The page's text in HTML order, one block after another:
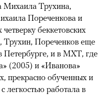
Михаила Трухина,
Пореченкова и
беккетовских
Трухин, Пореченков еще
Петербурге, и в МХТ, где
(2005) и «Иванова»
прекрасно обученных и
легкостью работала в